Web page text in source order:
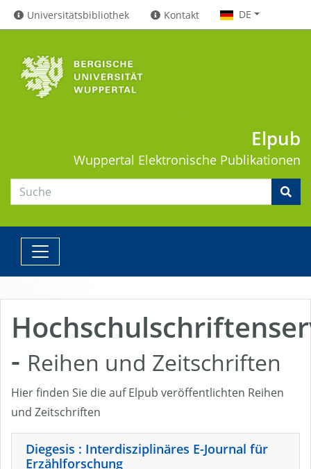
Universitätsbibliothek Kontakt DE
Elpub
Wuppertal Elektronische Publikationen
- Reihen und Zeitschriften
Hier finden Sie die auf Elpub veröffentlichten Reihen
und Zeitschriften
Diegesis : Interdisziplinäres E-Journal für
Erzählforschung